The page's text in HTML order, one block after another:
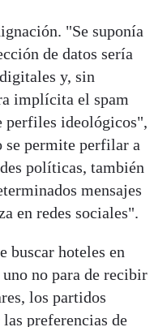
"Se suponía
de datos sería
y, sin
implícita el spam
perfiles ideológicos",
se permite perfilar a
políticas, también
mensajes
en redes sociales".
buscar hoteles en
no para de recibir
los partidos
preferencias de